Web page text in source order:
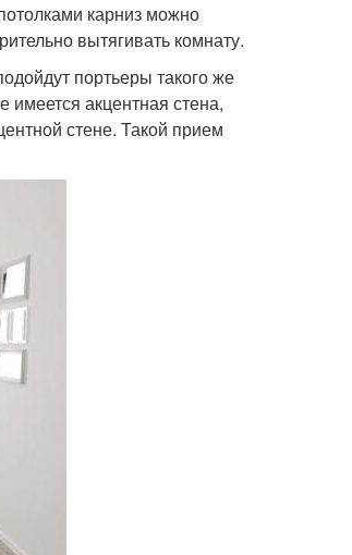
карниз можно
вытягивать комнату.
портьеры такого же
имеется акцентная стена,
стене. Такой прием